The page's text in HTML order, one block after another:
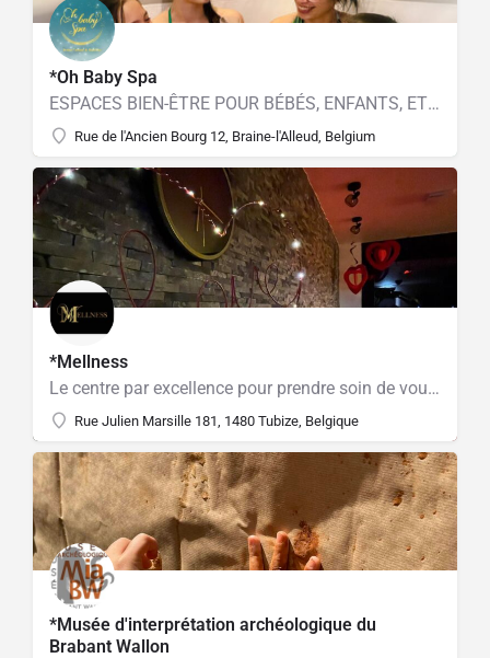
*Oh Baby Spa
ESPACES BIEN-ÊTRE POUR BÉBÉS, ENFANTS, ET POUR LEURS PARENTS
Rue de l'Ancien Bourg 12, Braine-l'Alleud, Belgium
*Mellness
Le centre par excellence pour prendre soin de vous ! Sauna, Hammam, Jacuzzi et piscine extérieure.
Rue Julien Marsille 181, 1480 Tubize, Belgique
*Musée d'interprétation archéologique du
Brabant Wallon